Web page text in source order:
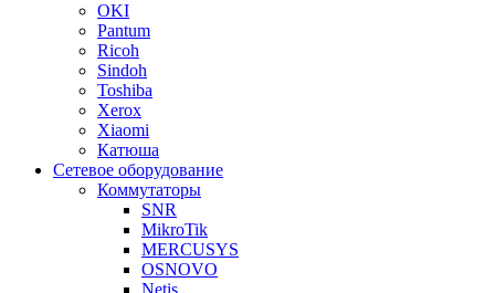
OKI
Pantum
Ricoh
Sindoh
Toshiba
Xerox
Xiaomi
Катюша
Сетевое оборудование
Коммутаторы
SNR
MikroTik
MERCUSYS
OSNOVO